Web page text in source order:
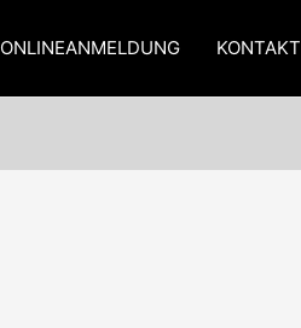
ONLINEANMELDUNG KONTAKT